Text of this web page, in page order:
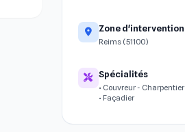
Zone d'intervention
Reims (51100)
Spécialités
• Couvreur - Charpentier
• Façadier